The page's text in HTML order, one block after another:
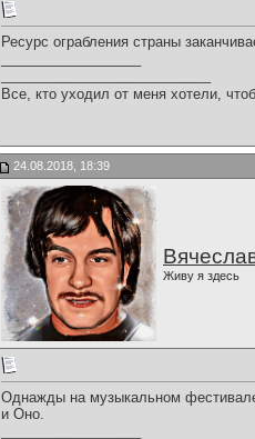
Ресурс ограбления страны
Все, кто уходил от меня хотели,
24.08.2018, 18:39
Живу я здесь
Однажды на музыкальном
и Оно.